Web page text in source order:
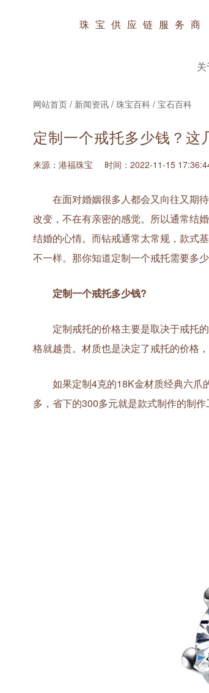
珠宝供应链服务商
网站首页/ 新闻资讯/ 珠宝百科/ 宝石百科
定制一个戒托多少钱？这
来源：港福珠宝 时间：2022-11-15
在面对婚姻很多人都会又向往又期待
改变，不在有亲密的感觉。所以通常结
结婚的心情。而钻戒通常太常规，款式
不一样。那你知道定制一个戒托需要多
定制一个戒托多少钱?
定制戒托的价格主要是取决于戒托的
格就越贵。材质也是决定了戒托的价格
如果定制4克的18K金材质经典六爪
多，省下的300多元就是款式制作的制